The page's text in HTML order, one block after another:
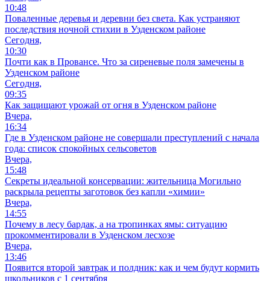
10:48
Поваленные деревья и деревни без света. Как устраняют
последствия ночной стихии в Узденском районе
Сегодня,
10:30
Почти как в Провансе. Что за сиреневые поля замечены в
Узденском районе
Сегодня,
09:35
Как защищают урожай от огня в Узденском районе
Вчера,
16:34
Где в Узденском районе не совершали преступлений с начала
года: список спокойных сельсоветов
Вчера,
15:48
Секреты идеальной консервации: жительница Могильно
раскрыла рецепты заготовок без капли «химии»
Вчера,
14:55
Почему в лесу бардак, а на тропинках ямы: ситуацию
прокомментировали в Узденском лесхозе
Вчера,
13:46
Появится второй завтрак и полдник: как и чем будут кормить
школьников с 1 сентября